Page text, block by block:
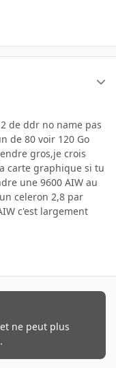
de ddr no name pas
de 80 voir 120 Go
gros,je crois
carte graphique si tu
une 9600 AIW au
celeron 2,8 par
c'est largement
ne peut plus